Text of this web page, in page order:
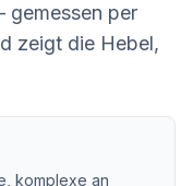
per
zeigt die Hebel,
komplexe an